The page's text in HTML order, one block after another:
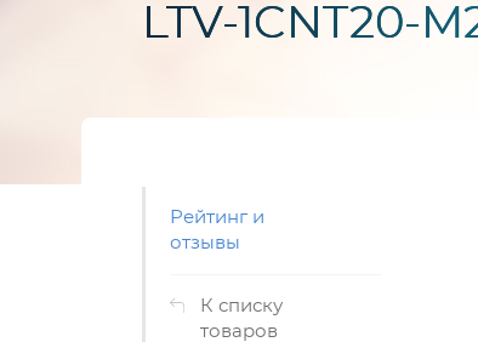
LTV-1CNT20-
Рейтинг и
отзывы
К списку
товаров